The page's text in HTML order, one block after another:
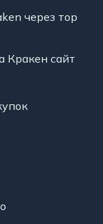
через тор
Кракен сайт